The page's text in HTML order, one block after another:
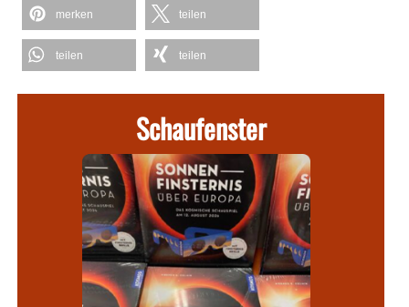
merken teilen
teilen teilen
Schaufenster